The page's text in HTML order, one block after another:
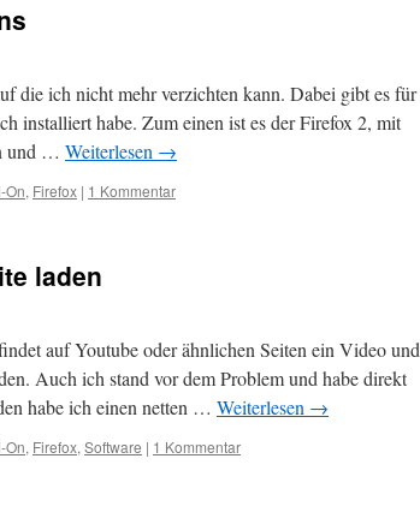
die ich nicht mehr verzichten kann. Dabei gibt es für
installiert habe. Zum einen ist es der Firefox 2, mit
und … Weiterlesen →
On, Firefox | 1 Kommentar
laden
auf Youtube oder ähnlichen Seiten ein Video und
Auch ich stand vor dem Problem und habe direkt
habe ich einen netten … Weiterlesen →
On, Firefox, Software | 1 Kommentar